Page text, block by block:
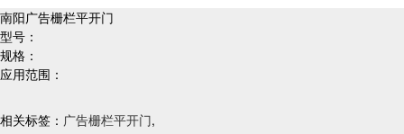
南阳广告栅栏平开门
型号：
规格：
应用范围：
相关标签： 广告栅栏平开门,